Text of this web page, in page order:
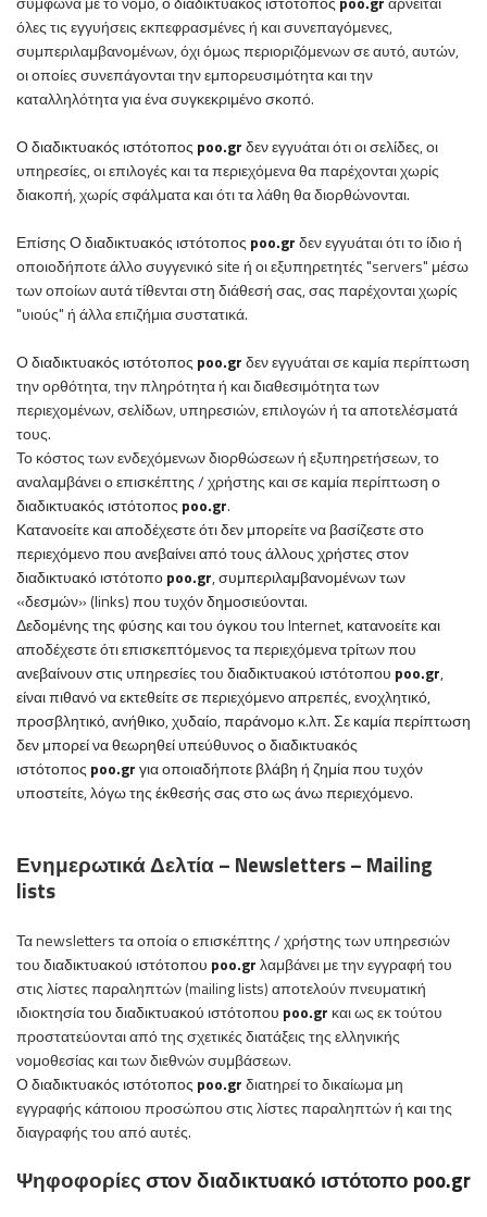
όλες τις εγγυήσεις εκπεφρασμένες ή και συνεπαγόμενες,
συμπεριλαμβανομένων, όχι όμως περιοριζόμενων σε αυτό, αυτών,
οι οποίες συνεπάγονται την εμπορευσιμότητα και την
καταλληλότητα για ένα συγκεκριμένο σκοπό.
Οδιαδικτυακός ιστότοπος poo.grδεν εγγυάται ότι οι σελίδες, οι
υπηρεσίες, οι επιλογές και τα περιεχόμενα θα παρέχονται χωρίς
διακοπή, χωρίς σφάλματα και ότι τα λάθη θα διορθώνονται.
ΕπίσηςΟδιαδικτυακός ιστότοπος poo.grδεν εγγυάται ότι το ίδιο ή
οποιοδήποτε άλλο συγγενικό site ή οι εξυπηρετητές "servers" μέσω
των οποίων αυτά τίθενται στη διάθεσή σας, σας παρέχονται χωρίς
"υιούς" ή άλλα επιζήμια συστατικά.
Οδιαδικτυακός ιστότοπος poo.grδεν εγγυάται σε καμία περίπτωση
την ορθότητα, την πληρότητα ή και διαθεσιμότητα των
περιεχομένων, σελίδων, υπηρεσιών, επιλογών ή τα αποτελέσματά
τους.
Το κόστος των ενδεχόμενων διορθώσεων ή εξυπηρετήσεων, το
αναλαμβάνει ο επισκέπτης / χρήστης και σε καμία περίπτωσηο
διαδικτυακός ιστότοπος poo.gr.
Κατανοείτε και αποδέχεστε ότι δεν μπορείτε να βασίζεστε στο
περιεχόμενο που ανεβαίνει από τους άλλους χρήστες στον
διαδικτυακό ιστότοποpoo.gr, συμπεριλαμβανομένων των
«δεσμών» (links) που τυχόν δημοσιεύονται.
Δεδομένης της φύσης και του όγκου του Internet, κατανοείτε και
αποδέχεστε ότι επισκεπτόμενος τα περιεχόμενα τρίτων που
ανεβαίνουν στις υπηρεσίεςτουδιαδικτυακού ιστότοπου poo.gr,
είναι πιθανό να εκτεθείτε σε περιεχόμενο απρεπές, ενοχλητικό,
προσβλητικό, ανήθικο, χυδαίο, παράνομο κ.λπ. Σε καμία περίπτωση
δεν μπορεί να θεωρηθεί υπεύθυνοςοδιαδικτυακός
ιστότοπος poo.grγια οποιαδήποτε βλάβη ή ζημία που τυχόν
υποστείτε, λόγω της έκθεσής σας στο ως άνω περιεχόμενο.
Ενημερωτικά Δελτία – Newsletters – Mailing
lists
Τα newsletters τα οποία ο επισκέπτης / χρήστης των υπηρεσιών
τουδιαδικτυακού ιστότοπου poo.grλαμβάνει με την εγγραφή του
στις λίστες παραληπτών (mailing lists) αποτελούν πνευματική
ιδιοκτησίατουδιαδικτυακού ιστότοπου poo.gr και ως εκ τούτου
προστατεύονται από της σχετικές διατάξεις της ελληνικής
νομοθεσίας και των διεθνών συμβάσεων.
Οδιαδικτυακός ιστότοπος poo.grδιατηρεί το δικαίωμα μη
εγγραφής κάποιου προσώπου στις λίστες παραληπτών ή και της
διαγραφής του από αυτές.
Ψηφοφορίεςστονδιαδικτυακό ιστότοπο poo.gr